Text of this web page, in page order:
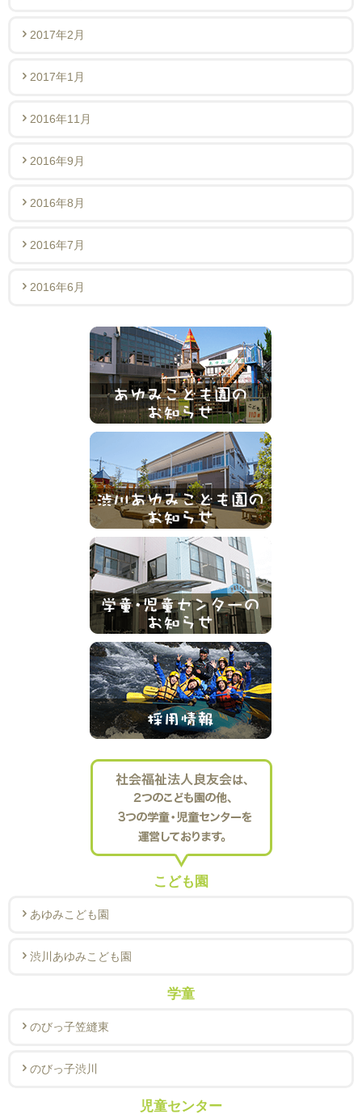
2017年2月
2017年1月
2016年11月
2016年9月
2016年8月
2016年7月
2016年6月
こども園
あゆみこども園
渋川あゆみこども園
学童
のびっ子笠縫東
のびっ子渋川
児童センター